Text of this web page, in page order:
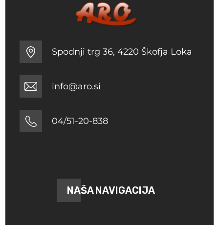
Spodnji trg 36, 4220 Škofja Loka
info@aro.si
04/51-20-838
NAŠA NAVIGACIJA